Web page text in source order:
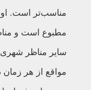
مناسب‌تر است. اول
مطبوع است و
سایر مناظر
مواقع از هر زمان